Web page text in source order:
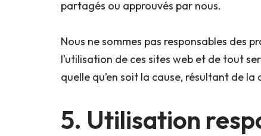
partagés ou approuvés par nous.
Nous ne sommes pas responsables des
l’utilisation de ces sites web et de tout
quelle qu’en soit la cause, résultant de
5. Utilisation